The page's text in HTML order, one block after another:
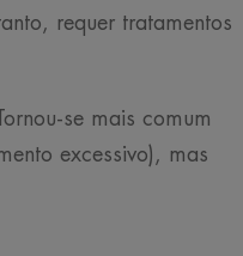
requer tratamentos
se mais comum
excessivo), mas